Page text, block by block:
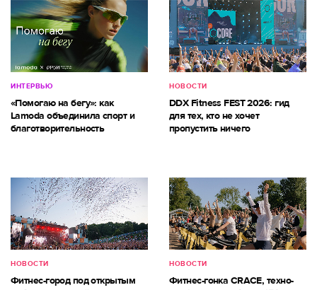
ИНТЕРВЬЮ
«Помогаю на бегу»: как
Lamoda объединила спорт и
благотворительность
НОВОСТИ
DDX Fitness FEST 2026: гид
для тех, кто не хочет
пропустить ничего
НОВОСТИ
Фитнес-город под открытым
НОВОСТИ
Фитнес-гонка CRACE, техно-